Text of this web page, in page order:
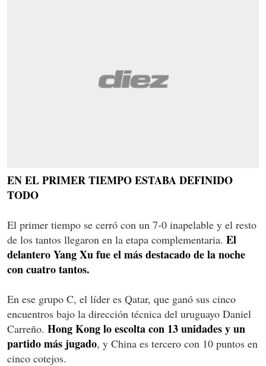
EN EL PRIMER TIEMPO ESTABA DEFINIDO
TODO
El primer tiempo se cerró con un 7-0 inapelable y el resto
de los tantos llegaron en la etapa complementaria. El
delantero Yang Xu fue el más destacado de la noche
con cuatro tantos.
En ese grupo C, el líder es Qatar, que ganó sus cinco
encuentros bajo la dirección técnica del uruguayo Daniel
Carreño. Hong Kong lo escolta con 13 unidades y un
partido más jugado, y China es tercero con 10 puntos en
cinco cotejos.